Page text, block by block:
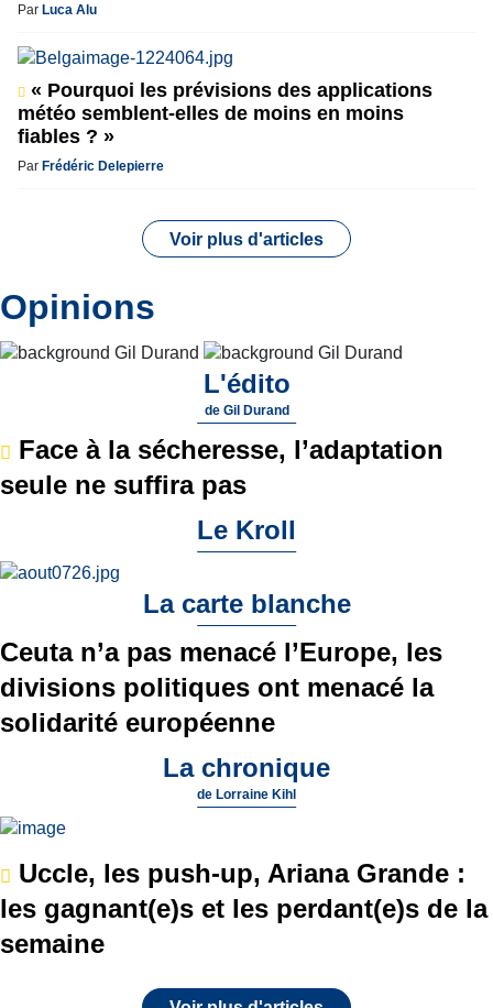
Par Luca Alu
« Pourquoi les prévisions des applications
météo semblent-elles de moins en moins
fiables ? »
Par Frédéric Delepierre
Voir plus d'articles
Opinions
L'édito
de Gil Durand
Face à la sécheresse, l’adaptation
seule ne suffira pas
Le Kroll
La carte blanche
Ceuta n’a pas menacé l’Europe, les
divisions politiques ont menacé la
solidarité européenne
La chronique
de Lorraine Kihl
Uccle, les push-up, Ariana Grande :
les gagnant(e)s et les perdant(e)s de la
semaine